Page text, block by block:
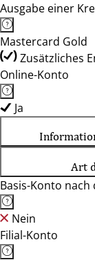
Ausgabe einer
Mastercard Gold
Zusätzliches
Online-Konto
Ja
Art
Basis-Konto nach
Nein
Filial-Konto